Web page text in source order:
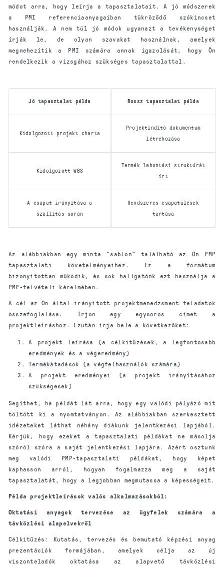
módot arra, hogy leírja a tapasztalatait. A jó módszerek
a PMI referenciaanyagaiban tükröződő szókincset
használják. A nem túl jó módok ugyanazt a tevékenységet
írják le, de olyan szavakat használnak, amelyek
megnehezítik a PMI számára annak igazolását, hogy Ön
rendelkezik a vizsgához szükséges tapasztalattal.
Jó tapasztalat példa Rossz tapasztalat példa
Kidolgozott projekt charta
Projektindító dokumentum
létrehozása
Kidolgozott WBS
Termék lebontási struktúrát
írt
A csapat irányítása a
szállítás során
Rendszeres csapatülések
tartása
Az alábbiakban egy minta "sablon" található az Ön PMP
tapasztalati követelményeihez. Ez a formátum
bizonyítottan működik, és sok hallgatónk ezt használja a
PMP-felvételi kérelmében.
A cél az Ön által irányított projektmenedzsment feladatok
összefoglalása. Írjon egy egysoros címet a
projektleíráshoz. Ezután írja bele a következőket:
A projekt leírása (a célkitűzések, a legfontosabb
eredmények és a végeredmény)
Termékátadások (a végfelhasználók számára)
A projekt eredményei (a projekt irányításához
szükségesek)
Segíthet, ha példát lát arra, hogy egy valódi pályázó mit
töltött ki a nyomtatványon. Az alábbiakban szerkesztett
idézeteket láthat néhány diákunk jelentkezési lapjából.
Kérjük, hogy ezeket a tapasztalati példákat ne másolja
szóról szóra a saját jelentkezési lapjára. Azért osztunk
meg valódi PMP-tapasztalati példákat, hogy képet
kaphasson arról, hogyan fogalmazza meg a saját
tapasztalatát, hogy a legjobban megmutassa a képességeit.
Példa projektleírások valós alkalmazásokból:
Oktatási anyagok tervezése az ügyfelek számára a
távközlési alapelvekről
Célkitűzés: Kutatás, tervezés és bemutató képzési anyag
prezentációk formájában, amelyek célja az új
viszonteladók oktatása az alapvető távközlési